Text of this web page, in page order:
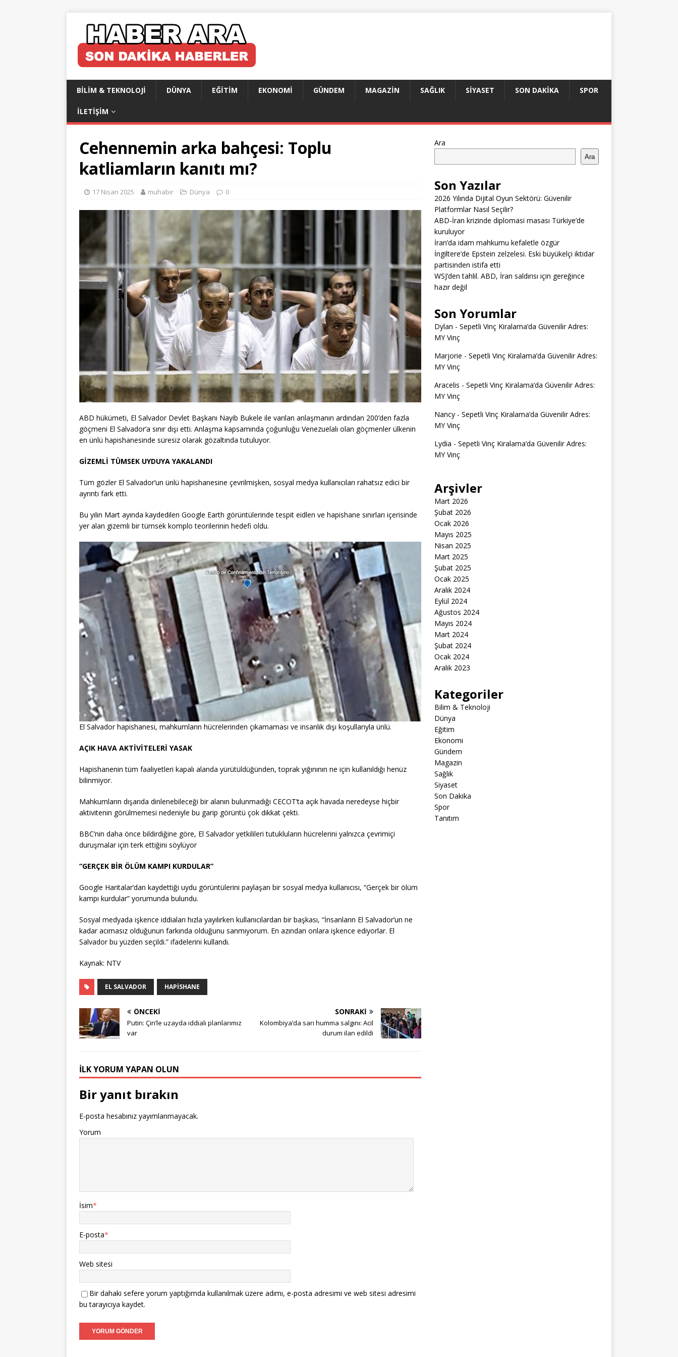
BILIM & TEKNOLOJI DÜNYA EĞITIM EKONOMI GÜNDEM MAGAZIN SAĞLIK SIYASET SON DAKIKA SPOR
İLETIŞIM
Cehennemin arka bahçesi: Toplu
katliamların kanıtı mı?
17 Nisan 2025 muhabir Dünya 0
ABD hükümeti, El Salvador Devlet Başkanı Nayib Bukele ile varılan anlaşmanın ardından 200’den fazla
göçmeni El Salvador’a sınır dışı etti. Anlaşma kapsamında çoğunluğu Venezuelalı olan göçmenler ülkenin
en ünlü hapishanesinde süresiz olarak gözaltında tutuluyor.
GİZEMLİ TÜMSEK UYDUYA YAKALANDI
Tüm gözler El Salvador’un ünlü hapishanesine çevrilmişken, sosyal medya kullanıcıları rahatsız edici bir
ayrıntı fark etti.
Bu yılın Mart ayında kaydedilen Google Earth görüntülerinde tespit eidlen ve hapishane sınırları içerisinde
yer alan gizemli bir tümsek komplo teorilerinin hedefi oldu.
El Salvador hapishanesi, mahkumların hücrelerinden çıkamaması ve insanlık dışı koşullarıyla ünlü.
AÇIK HAVA AKTİVİTELERİ YASAK
Hapishanenin tüm faaliyetleri kapalı alanda yürütüldüğünden, toprak yığınının ne için kullanıldığı henüz
bilinmiyor.
Mahkumların dışarıda dinlenebileceği bir alanın bulunmadığı CECOT’ta açık havada neredeyse hiçbir
aktivitenin görülmemesi nedeniyle bu garip görüntü çok dikkat çekti.
BBC’nin daha önce bildirdiğine göre, El Salvador yetkilileri tutukluların hücrelerini yalnızca çevrimiçi
duruşmalar için terk ettiğini söylüyor
“GERÇEK BİR ÖLÜM KAMPI KURDULAR”
Google Haritalar’dan kaydettiği uydu görüntülerini paylaşan bir sosyal medya kullanıcısı, “Gerçek bir ölüm
kampı kurdular” yorumunda bulundu.
Sosyal medyada işkence iddiaları hızla yayılırken kullanıcılardan bir başkası, “İnsanların El Salvador’un ne
kadar acımasız olduğunun farkında olduğunu sanmıyorum. En azından onlara işkence ediyorlar. El
Salvador bu yüzden seçildi.” ifadelerini kullandı.
Kaynak: NTV
EL SALVADOR HAPISHANE
ÖNCEKI
Putin: Çin’le uzayda iddialı planlarımız
var
SONRAKI
Kolombiya’da sarı humma salgını: Acil
durum ilan edildi
İLK YORUM YAPAN OLUN
Bir yanıt bırakın
E-posta hesabınız yayımlanmayacak.
Yorum
İsim*
E-posta*
Web sitesi
Bir dahaki sefere yorum yaptığımda kullanılmak üzere adımı, e-posta adresimi ve web sitesi adresimi
bu tarayıcıya kaydet.
Ara
Ara
Son Yazılar
2026 Yılında Dijital Oyun Sektörü: Güvenilir
Platformlar Nasıl Seçilir?
ABD-İran krizinde diplomasi masası Türkiye’de
kuruluyor
İran’da idam mahkumu kefaletle özgür
İngiltere’de Epstein zelzelesi. Eski büyükelçi iktidar
partisinden istifa etti
WSJ’den tahlil. ABD, İran saldırısı için gereğince
hazır değil
Son Yorumlar
Dylan - Sepetli Vinç Kiralama’da Güvenilir Adres:
MY Vinç
Marjorie - Sepetli Vinç Kiralama’da Güvenilir Adres:
MY Vinç
Aracelis - Sepetli Vinç Kiralama’da Güvenilir Adres:
MY Vinç
Nancy- Sepetli Vinç Kiralama’da Güvenilir Adres:
MY Vinç
Lydia - Sepetli Vinç Kiralama’da Güvenilir Adres:
MY Vinç
Arşivler
Mart 2026
Şubat 2026
Ocak 2026
Mayıs 2025
Nisan 2025
Mart 2025
Şubat 2025
Ocak 2025
Aralık 2024
Eylül 2024
Ağustos 2024
Mayıs 2024
Mart 2024
Şubat 2024
Ocak 2024
Aralık 2023
Kategoriler
Bilim & Teknoloji
Dünya
Eğitim
Ekonomi
Gündem
Magazin
Sağlık
Siyaset
Son Dakika
Spor
Tanıtım